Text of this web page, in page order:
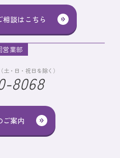
相談はこちら
ご案内
営業部
土・日・祝日を除く）
8068